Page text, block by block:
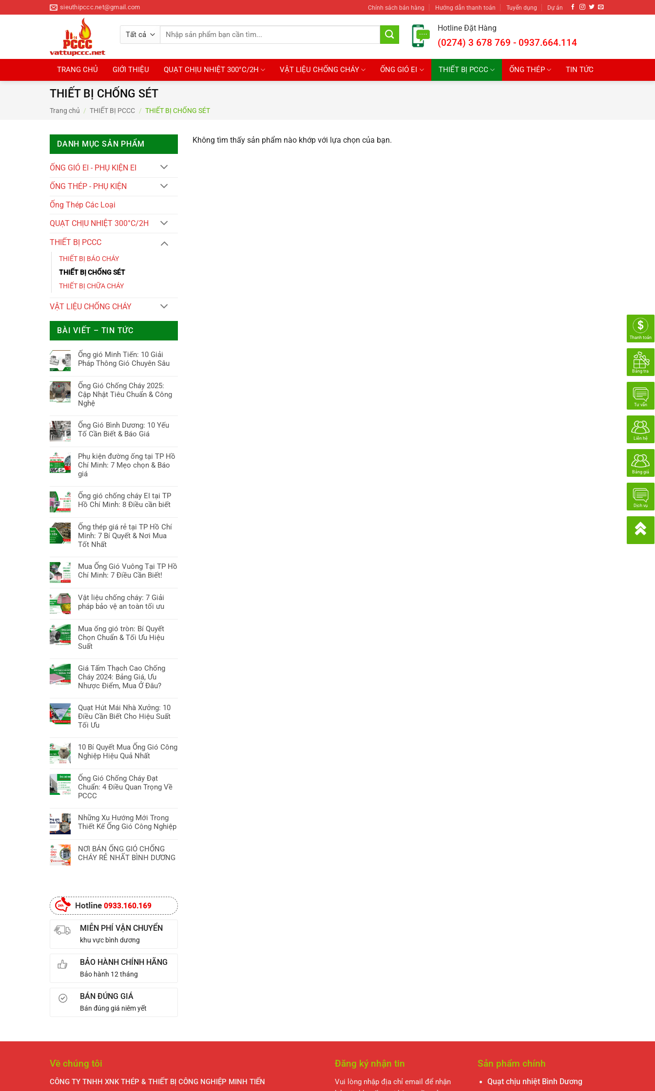
qua
sieuthipccc.net@gmail.com Chính sách bán hàng Hướng dẫn thanh toán Tuyển dụng Dự án
Tìm
Hotline Đặt Hàng
(0274) 3 678 769 - 0937.664.114
TRANG CHỦ GIỚI THIỆU QUẠT CHỊU NHIỆT 300°C/2H VẬT LIỆU CHỐNG CHÁY ỐNG GIÓ EI THIẾT BỊ PCCC ỐNG THÉP TIN TỨC
THIẾT BỊ CHỐNG SÉT
Trang chủ / THIẾT BỊ PCCC / THIẾT BỊ CHỐNG SÉT
DANH MỤC SẢN PHẨM
ỐNG GIÓ EI - PHỤ KIỆN EI
ỐNG THÉP - PHỤ KIỆN
Ống Thép Các Loại
QUẠT CHỊU NHIỆT 300°C/2H
THIẾT BỊ PCCC
THIẾT BỊ BÁO CHÁY
THIẾT BỊ CHỐNG SÉT
THIẾT BỊ CHỮA CHÁY
VẬT LIỆU CHỐNG CHÁY
BÀI VIẾT – TIN TỨC
Ống gió Minh Tiến: 10 Giải
Pháp Thông Gió Chuyên Sâu
có
bình
luận
Ống
gió
Minh
10
Giải
Pháp
Thông
Gió
Chuyên
Sâu
Ống Gió Chống Cháy 2025:
Cập Nhật Tiêu Chuẩn & Công
Nghệ
có
bình
Ống
Gió
Chống
2025:
Cập
Tiêu
Chuẩn
&
Công
Ống Gió Bình Dương: 10 Yếu
Tố Cần Biết & Báo Giá
có
bình
luận
ở
Ống
Gió
Bình
10
Yếu
Tố
&
Báo
Phụ kiện đường ống tại TP Hồ
Chí Minh: 7 Mẹo chọn & Báo
giá
có
bình
ở
Phụ
kiện
đường
tại
TP
Minh:
7
chọn
&
Báo
Ống gió chống cháy EI tại TP
Hồ Chí Minh: 8 Điều cần biết
có
bình
luận
gió
chống
EI
tại
TP
Chí
Minh:
8
cần
biết
Ống thép giá rẻ tại TP Hồ Chí
Minh: 7 Bí Quyết & Nơi Mua
Tốt Nhất
có
bình
Ống
thép
rẻ
tại
TP
Minh:
7
Bí
&
Nơi
Mua
Mua Ống Gió Vuông Tại TP Hồ
Chí Minh: 7 Điều Cần Biết!
có
bình
luận
Mua
Ống
Gió
Tại
TP
Hồ
7
Điều
Cần
Vật liệu chống cháy: 7 Giải
pháp bảo vệ an toàn tối ưu
có
bình
luận
liệu
chống
cháy:
Giải
pháp
bảo
toàn
tối
Mua ống gió tròn: Bí Quyết
Chọn Chuẩn & Tối Ưu Hiệu
Suất
có
bình
luận
ống
gió
tròn:
Quyết
Chọn
&
Tối
Ưu
Hiệu
Giá Tấm Thạch Cao Chống
Cháy 2024: Bảng Giá, Ưu
Nhược Điểm, Mua Ở Đâu?
có
bình
luận
Tấm
Thạch
Chống
Cháy
2024:
Ưu
Nhược
Mua
Ở
Quạt Hút Mái Nhà Xưởng: 10
Điều Cần Biết Cho Hiệu Suất
Tối Ưu
có
bình
ở
Quạt
Hút
Mái
Xưởng:
10
Biết
Cho
Ưu
10 Bí Quyết Mua Ống Gió Công
Nghiệp Hiệu Quả Nhất
có
bình
luận
Bí
Quyết
Ống
Gió
Nhất
Ống Gió Chống Cháy Đạt
Chuẩn: 4 Điều Quan Trọng Về
PCCC
có
bình
Ống
Gió
Chuẩn:
4
Điều
Quan
Trọng
Về
Những Xu Hướng Mới Trong
Thiết Kế Ống Gió Công Nghiệp
có
bình
Hướng
Mới
Trong
Thiết
Ống
Công
Nghiệp
NƠI BÁN ỐNG GIÓ CHỐNG
CHÁY RẺ NHẤT BÌNH DƯƠNG
luận
ở
NƠI
BÁN
ỐNG
GIÓ
CHÁY
RẺ
NHẤT
DƯƠNG
0933.160.169
MIỄN PHÍ VẬN CHUYỂN
khu vực bình dương
BẢO HÀNH CHÍNH HÃNG
Bảo hành 12 tháng
BÁN ĐÚNG GIÁ
Bán đúng giá niêm yết
Không tìm thấy sản phẩm nào khớp với lựa chọn của bạn.
Về chúng tôi
CÔNG TY TNHH XNK THÉP & THIẾT BỊ CÔNG NGHIỆP MINH TIẾN
Đăng ký nhận tin
Vui lòng nhập địa chỉ email để nhận
Sản phẩm chính
Quạt chịu nhiệt Bình Dương
Thanh toán
Bảng tra
Tư vấn
Liên hệ
Bảng giá
Dịch vụ